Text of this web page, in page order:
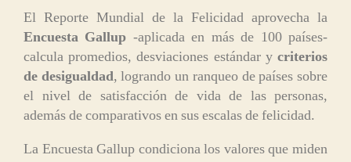
El Reporte Mundial de la Felicidad aprovecha la
Encuesta Gallup -aplicada en más de 100 países-
calcula promedios, desviaciones estándar y criterios
de desigualdad, logrando un ranqueo de países sobre
el nivel de satisfacción de vida de las personas,
además de comparativos en sus escalas de felicidad.
La Encuesta Gallup condiciona los valores que miden